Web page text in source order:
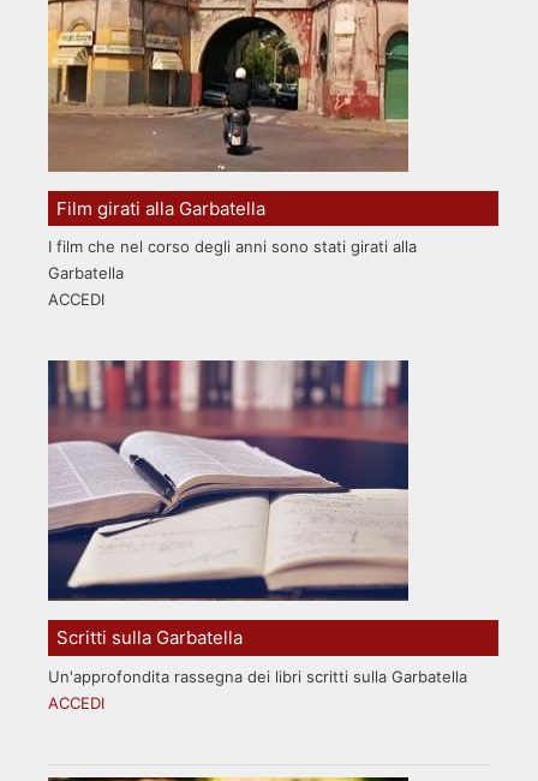
Film girati alla Garbatella
I film che nel corso degli anni sono stati girati alla
Garbatella
ACCEDI
Scritti sulla Garbatella
Un'approfondita rassegna dei libri scritti sulla Garbatella
ACCEDI